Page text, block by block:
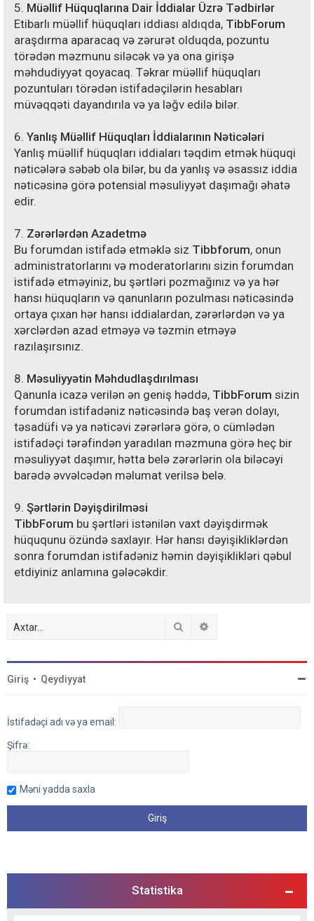
5. Müəllif Hüquqlarına Dair İddialar Üzrə Tədbirlər
Etibarlı müəllif hüquqları iddiası aldıqda, TibbForum
araşdırma aparacaq və zərurət olduqda, pozuntu
törədən məzmunu siləcək və ya ona girişə
məhdudiyyət qoyacaq. Təkrar müəllif hüquqları
pozuntuları törədən istifadəçilərin hesabları
müvəqqəti dayandırıla və ya ləğv edilə bilər.
6. Yanlış Müəllif Hüquqları İddialarının Nəticələri
Yanlış müəllif hüquqları iddiaları təqdim etmək hüquqi
nəticələrə səbəb ola bilər, bu da yanlış və əsassız iddia
nəticəsinə görə potensial məsuliyyət daşımağı əhatə
edir.
7. Zərərlərdən Azadetmə
Bu forumdan istifadə etməklə siz Tibbforum, onun
administratorlarını və moderatorlarını sizin forumdan
istifadə etməyiniz, bu şərtləri pozmağınız və ya hər
hansı hüquqların və qanunların pozulması nəticəsində
ortaya çıxan hər hansı iddialardan, zərərlərdən və ya
xərclərdən azad etməyə və təzmin etməyə
razılaşırsınız.
8. Məsuliyyətin Məhdudlaşdırılması
Qanunla icazə verilən ən geniş həddə, TibbForum sizin
forumdan istifadəniz nəticəsində baş verən dolayı,
təsadüfi və ya nəticəvi zərərlərə görə, o cümlədən
istifadəçi tərəfindən yaradılan məzmuna görə heç bir
məsuliyyət daşımır, hətta belə zərərlərin ola biləcəyi
barədə əvvəlcədən məlumat verilsə belə.
9. Şərtlərin Dəyişdirilməsi
TibbForum bu şərtləri istənilən vaxt dəyişdirmək
hüququnu özündə saxlayır. Hər hansı dəyişikliklərdən
sonra forumdan istifadəniz həmin dəyişiklikləri qəbul
etdiyiniz anlamına gələcəkdir.
Axtar
Giriş • Qeydiyyat
İstifadəçi adı və ya email:
Şifrə:
Məni yadda saxla
Statistika